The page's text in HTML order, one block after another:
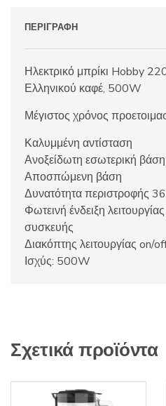
ΠΕΡΙΓΡΑΦΉ
Ηλεκτρικό μπρίκι Hobby
Ελληνικού καφέ, 500W
Μέγιστος χρόνος
Καλυμμένη αντίσταση
Ανοξείδωτη εσωτερική
Αποσπώμενη βάση
Δυνατότητα περιστροφής
Φωτεινή ένδειξη
συσκευής
Διακόπτης λειτουργίας on/
Ισχύς: 500W
Σχετικά προϊόντα